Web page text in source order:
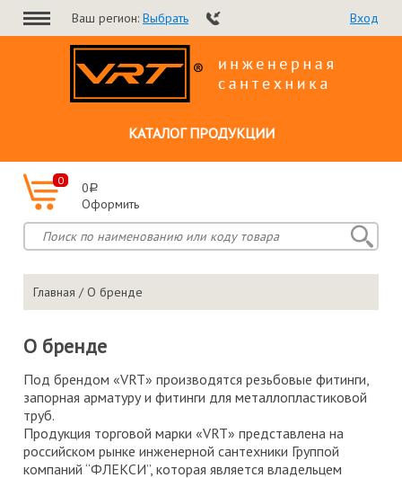
Ваш регион: Выбрать Вход
КАТАЛОГ ПРОДУКЦИИ
0 0a
Оформить
Главная / О бренде
О бренде
Под брендом «VRT» производятся резьбовые фитинги,
запорная арматуру и фитинги для металлопластиковой
труб.
Продукция торговой марки «VRT» представлена на
российском рынке инженерной сантехники Группой
компаний “ФЛЕКСИ”, которая является владельцем